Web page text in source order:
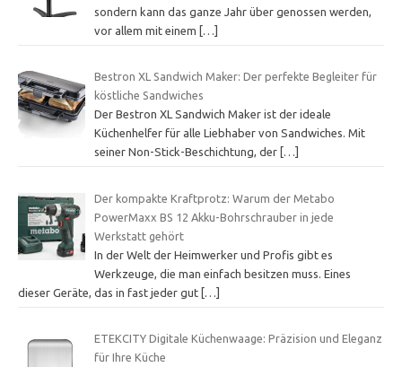
sondern kann das ganze Jahr über genossen werden,
vor allem mit einem […]
Bestron XL Sandwich Maker: Der perfekte Begleiter für
köstliche Sandwiches
Der Bestron XL Sandwich Maker ist der ideale
Küchenhelfer für alle Liebhaber von Sandwiches. Mit
seiner Non-Stick-Beschichtung, der […]
Der kompakte Kraftprotz: Warum der Metabo
PowerMaxx BS 12 Akku-Bohrschrauber in jede
Werkstatt gehört
In der Welt der Heimwerker und Profis gibt es
Werkzeuge, die man einfach besitzen muss. Eines
dieser Geräte, das in fast jeder gut […]
ETEKCITY Digitale Küchenwaage: Präzision und Eleganz
für Ihre Küche